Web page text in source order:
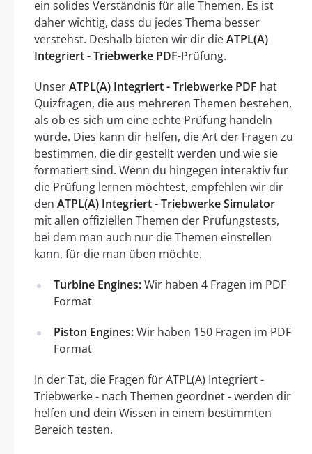
ein solides Verständnis für alle Themen. Es ist
daher wichtig, dass du jedes Thema besser
verstehst. Deshalb bieten wir dir dieATPL(A)
Integriert - Triebwerke PDF-Prüfung.
UnserATPL(A) Integriert - Triebwerke PDF hat
Quizfragen, die aus mehreren Themen bestehen,
als ob es sich um eine echte Prüfung handeln
würde. Dies kann dir helfen, die Art der Fragen zu
bestimmen, die dir gestellt werden und wie sie
formatiert sind. Wenn du hingegen interaktiv für
die Prüfung lernen möchtest, empfehlen wir dir
den ATPL(A) Integriert - Triebwerke Simulator
mit allen offiziellen Themen der Prüfungstests,
bei dem man auch nur die Themen einstellen
kann, für die man üben möchte.
Turbine Engines:Wir haben 4 Fragen im PDF
Format
Piston Engines:Wir haben 150 Fragen im PDF
Format
In der Tat, die Fragen für ATPL(A) Integriert -
Triebwerke - nach Themen geordnet - werden dir
helfen und dein Wissen in einem bestimmten
Bereich testen.